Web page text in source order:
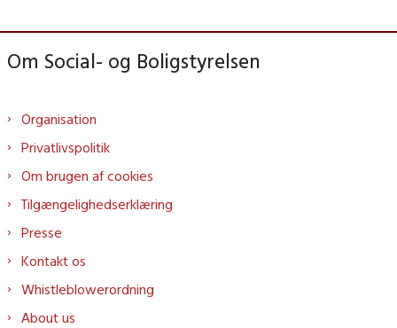
Om Social- og Boligstyrelsen
Organisation
Privatlivspolitik
Om brugen af cookies
Tilgængelighedserklæring
Presse
Kontakt os
Whistleblowerordning
About us